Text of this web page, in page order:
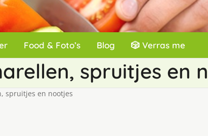
Food & Foto’s Blog 🎲 Verras me
spruitjes en
spruitjes en nootjes